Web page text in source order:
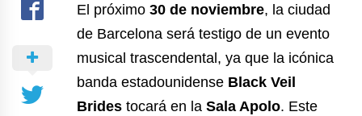
El próximo 30 de noviembre, la ciudad
de Barcelona será testigo de un evento
musical trascendental, ya que la icónica
banda estadounidense Black Veil
Brides tocará en la Sala Apolo. Este